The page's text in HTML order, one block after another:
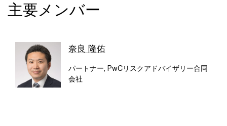
主要メンバー
奈良 隆佑
パートナー, PwCリスクアドバイザリー合同
会社